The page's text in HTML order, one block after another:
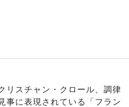
スチャン・クロール、調律
事に表現されている「フラン